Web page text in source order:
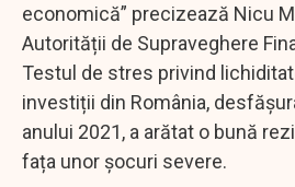
economică” precizează Nicu
Autorității de Supraveghere
Testul de stres privind
investiții din România,
anului 2021, a arătat o bună
fața unor șocuri severe.